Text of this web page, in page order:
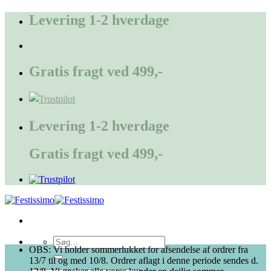
FortsætLevering 1-2 hverdage
Gratis fragt ved 499,-
Levering 1-2 hverdage
Gratis fragt ved 499,-
Søg
efter:
OBS: Vi holder sommerlukket for afsendelse af ordrer fra
13/7 til og med 10/8. Ordrer aflagt i denne periode sendes d.